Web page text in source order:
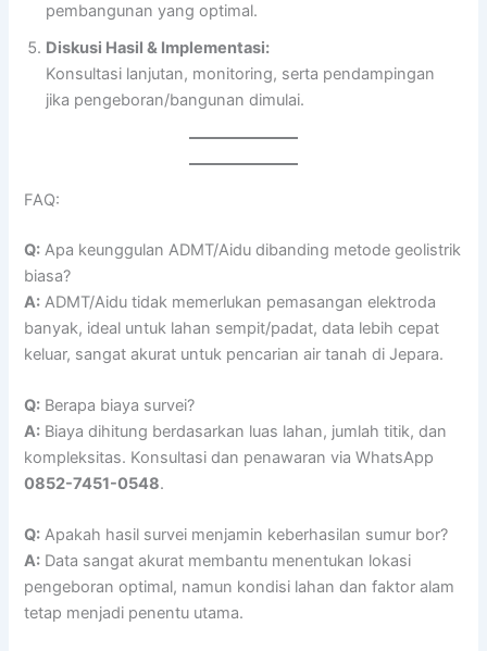
pembangunan yang optimal.
Diskusi Hasil & Implementasi:
Konsultasi lanjutan, monitoring, serta pendampingan
jika pengeboran/bangunan dimulai.
FAQ:
Q: Apa keunggulan ADMT/Aidu dibanding metode geolistrik
biasa?
A: ADMT/Aidu tidak memerlukan pemasangan elektroda
banyak, ideal untuk lahan sempit/padat, data lebih cepat
keluar, sangat akurat untuk pencarian air tanah di Jepara.
Q: Berapa biaya survei?
A: Biaya dihitung berdasarkan luas lahan, jumlah titik, dan
kompleksitas. Konsultasi dan penawaran via WhatsApp
0852-7451-0548.
Q: Apakah hasil survei menjamin keberhasilan sumur bor?
A: Data sangat akurat membantu menentukan lokasi
pengeboran optimal, namun kondisi lahan dan faktor alam
tetap menjadi penentu utama.